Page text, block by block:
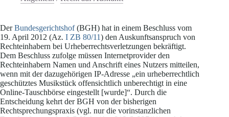
DerBundesgerichtshof(BGH) hat in einem Beschluss vom
19. April 2012 (Az. I ZB 80/11) den Auskunftsanspruch von
Rechteinhabern bei Urheberrechtsverletzungen bekräftigt.
Dem Beschluss zufolge müssen Internetprovider den
Rechteinhabern Namen und Anschrift eines Nutzers mitteilen,
wenn mit der dazugehörigen IP-Adresse „ein urheberrechtlich
geschütztes Musikstück offensichtlich unberechtigt in eine
Online-Tauschbörse eingestellt [wurde]“. Durch die
Entscheidung kehrt der BGH von der bisherigen
Rechtsprechungspraxis (vgl. nur die vorinstanzlichen